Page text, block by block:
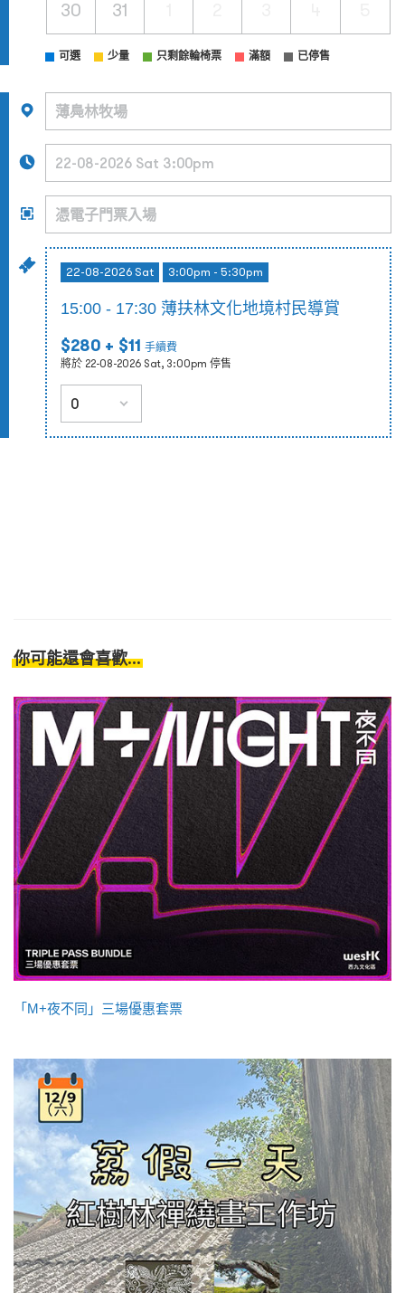
30 31
可選 少量 只剩餘輪椅票 滿額 已停售
22-08-2026 Sat 3:00pm - 5:30pm
15:00 - 17:30 薄扶林文化地境村民導賞
$280 + $11 手續費
將於 22-08-2026 Sat, 3:00pm 停售
你可能還會喜歡...
「M+夜不同」三場優惠套票